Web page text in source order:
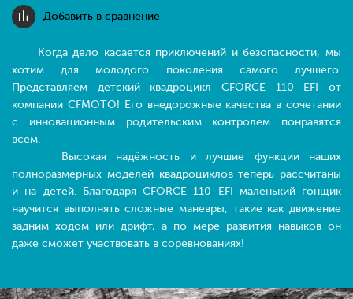
Добавить в сравнение
Когда дело касается приключений и безопасности, мы
хотим для молодого поколения самого лучшего.
Представляем детский квадроцикл CFORCE 110 EFI от
компании CFMOTO! Его внедорожные качества в сочетании
с инновационным родительским контролем понравятся
всем.
Высокая надёжность и лучшие функции наших
полноразмерных моделей квадроциклов теперь рассчитаны
и на детей. Благодаря CFORCE 110 EFI маленький гонщик
научится выполнять сложные маневры, такие как движение
задним ходом или дрифт, а по мере развития навыков он
даже сможет участвовать в соревнованиях!